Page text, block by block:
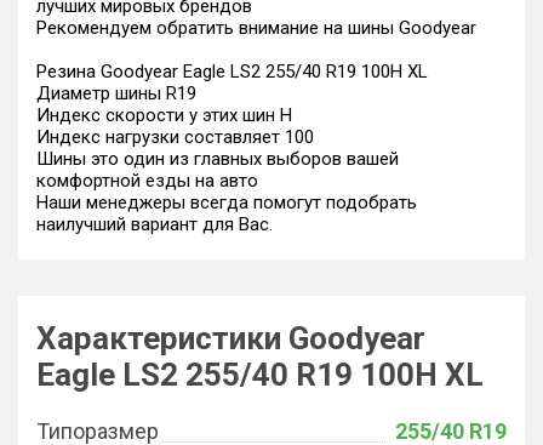
лучших мировых брендов
Рекомендуем обратить внимание на шины Goodyear
Резина Goodyear Eagle LS2 255/40 R19 100H XL
Диаметр шины R19
Индекс скорости у этих шин H
Индекс нагрузки составляет 100
Шины это один из главных выборов вашей
комфортной езды на авто
Наши менеджеры всегда помогут подобрать
наилучший вариант для Вас.
Характеристики Goodyear
Eagle LS2 255/40 R19 100H XL
Типоразмер
255/40 R19